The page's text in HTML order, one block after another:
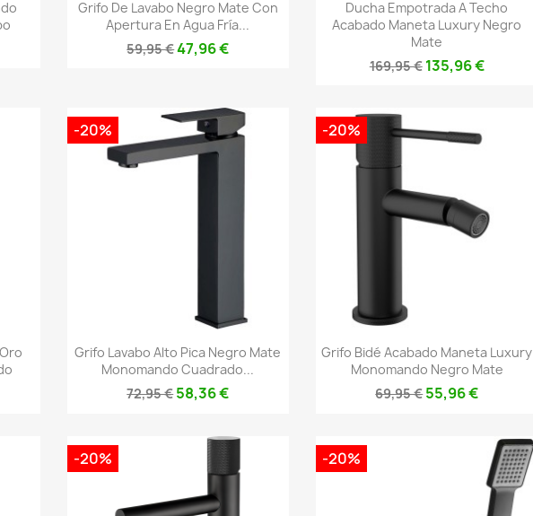
Grifo De Lavabo Negro Mate Con
Apertura En Agua Fría...
59,95 €47,96 €
Ducha Empotrada A Techo
Acabado Maneta Luxury Negro
Mate
169,95 € 135,96 €
Vista rápida
Grifo Lavabo Alto Pica Negro Mate
Monomando Cuadrado...
72,95 €58,36 €
-20%
Vista rápida
Grifo Bidé Acabado Maneta Luxury
Monomando Negro Mate
69,95 €55,96 €
-20%
-20% -20%